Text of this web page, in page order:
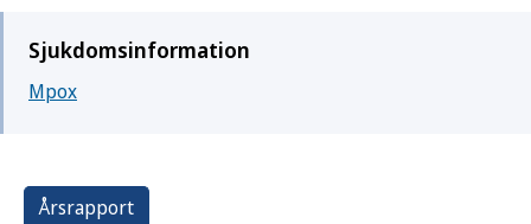
Sjukdomsinformation
Mpox
Årsrapport